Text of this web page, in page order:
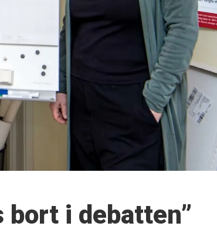
i debatten”